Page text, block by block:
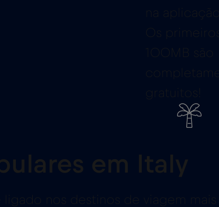
na aplicação.
Os
100MB são
gratuitos!
em Italy
nos destinos de viagem mais